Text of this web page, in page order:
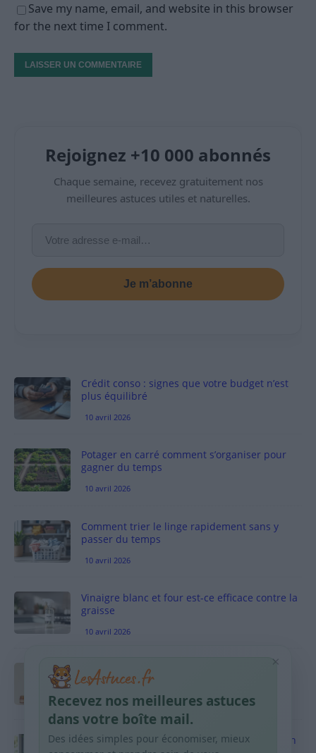
Save my name, email, and website in this browser
for the next time I comment.
Rejoignez +10 000 abonnés
Chaque semaine, recevez gratuitement nos
meilleures astuces utiles et naturelles.
Je m’abonne
Crédit conso : signes que votre budget n’est
plus équilibré
10 avril 2026
Potager en carré comment s’organiser pour
gagner du temps
10 avril 2026
Comment trier le linge rapidement sans y
passer du temps
10 avril 2026
Vinaigre blanc et four est-ce efficace contre la
graisse
10 avril 2026
Taches pigmentaires : routine simple +
habitudes qui aident
9 avril 2026
Produits ménagers : comment économiser en
×
Recevez nos meilleures astuces
dans votre boîte mail.
Des idées simples pour économiser, mieux